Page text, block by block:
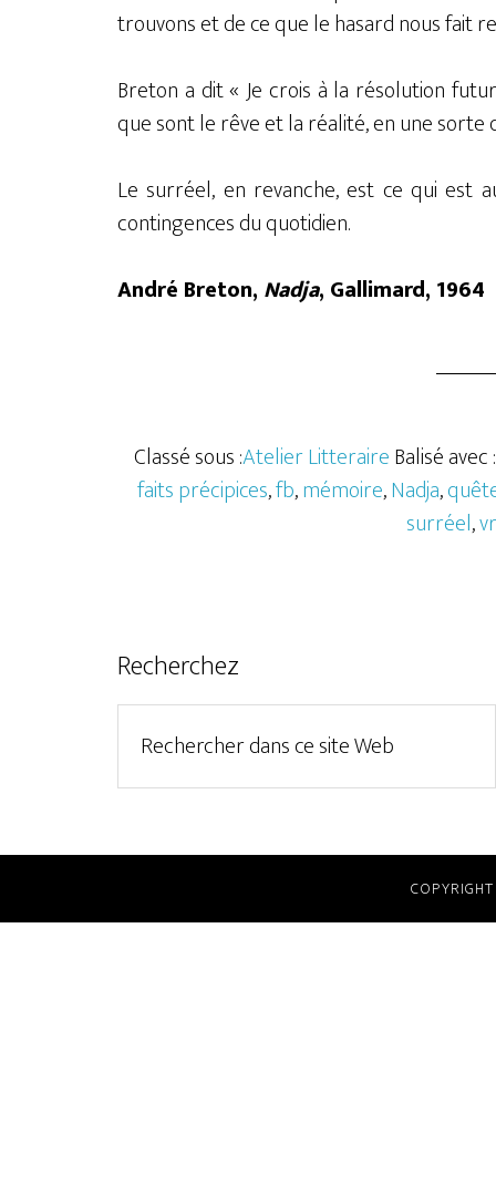
trouvons et de ce que le hasard nous fait
Breton a dit « Je crois à la résolution
que sont le rêve et la réalité, en une sorte
Le surréel, en revanche, est ce qui est
contingences du quotidien.
André Breton, Nadja, Gallimard, 1964
Classé sous :Atelier LitteraireBalisé avec :
faits précipices,fb,mémoire,Nadja,
surréel,
Recherchez